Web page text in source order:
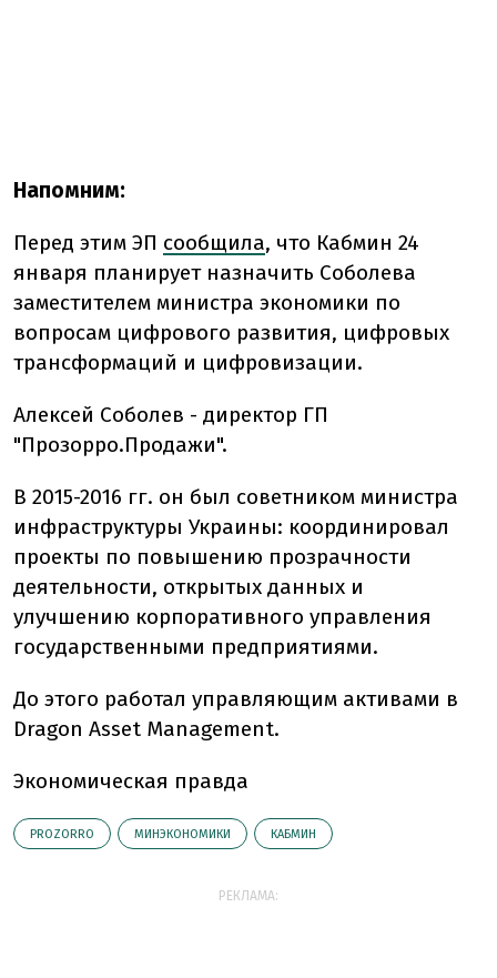
Напомним:
Перед этим ЭП сообщила, что Кабмин 24
января планирует назначить Соболева
заместителем министра экономики по
вопросам цифрового развития, цифровых
трансформаций и цифровизации.
Алексей Соболев - директор ГП
"Прозорро.Продажи".
В 2015-2016 гг. он был советником министра
инфраструктуры Украины: координировал
проекты по повышению прозрачности
деятельности, открытых данных и
улучшению корпоративного управления
государственными предприятиями.
До этого работал управляющим активами в
Dragon Asset Management.
Экономическая правда
PROZORRO МИНЭКОНОМИКИ КАБМИН
РЕКЛАМА: